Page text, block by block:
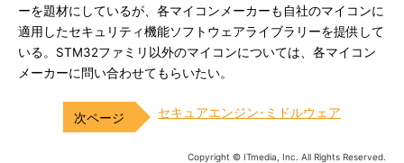
ーを題材にしているが、各マイコンメーカーも自社のマイコンに
適用したセキュリティ機能ソフトウェアライブラリーを提供して
いる。STM32ファミリ以外のマイコンについては、各マイコン
メーカーに問い合わせてもらいたい。
セキュアエンジン･ミドルウェア
Copyright © ITmedia, Inc. All Rights Reserved.